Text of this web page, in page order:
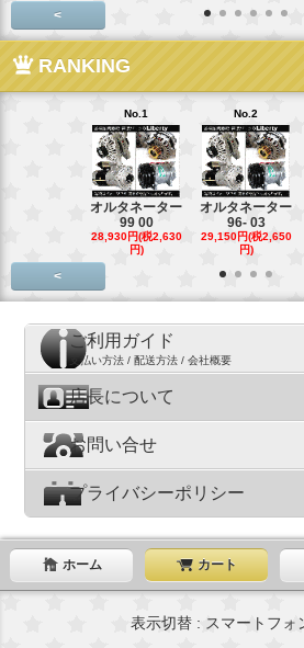
<
RANKING
No.1
オルタネーター
99 00
28,930円(税2,630
円)
No.2
オルタネーター
96- 03
29,150円(税2,650
円)
<
ご利用ガイド
支払い方法 / 配送方法 / 会社概要
店長について
お問い合せ
プライバシーポリシー
ホーム カート
表示切替 : スマートフォ